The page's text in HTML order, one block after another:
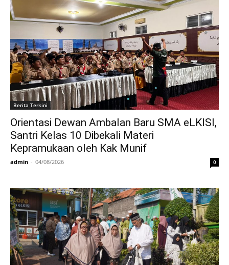
Berita Terkini
Orientasi Dewan Ambalan Baru SMA eLKISI,
Santri Kelas 10 Dibekali Materi
Kepramukaan oleh Kak Munif
admin - 04/08/2026 0